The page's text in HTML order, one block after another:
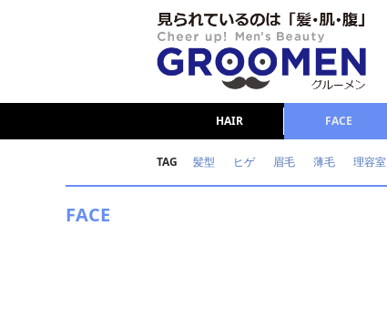
HAIR FACE
TAG 髪型 ヒゲ 眉毛 薄毛 理容室
FACE